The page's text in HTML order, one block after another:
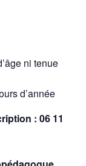
ni tenue
d’année
: 06 11